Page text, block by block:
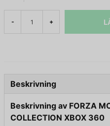
- +
Beskrivning
Beskrivning av FORZA
COLLECTION XBOX 360